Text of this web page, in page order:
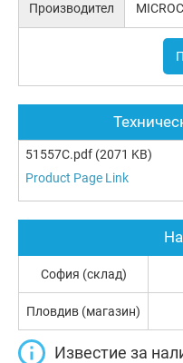
Производител
51557C.pdf (2071 KB)
Product Page Link
София (склад)
Пловдив (магазин)
Известие за